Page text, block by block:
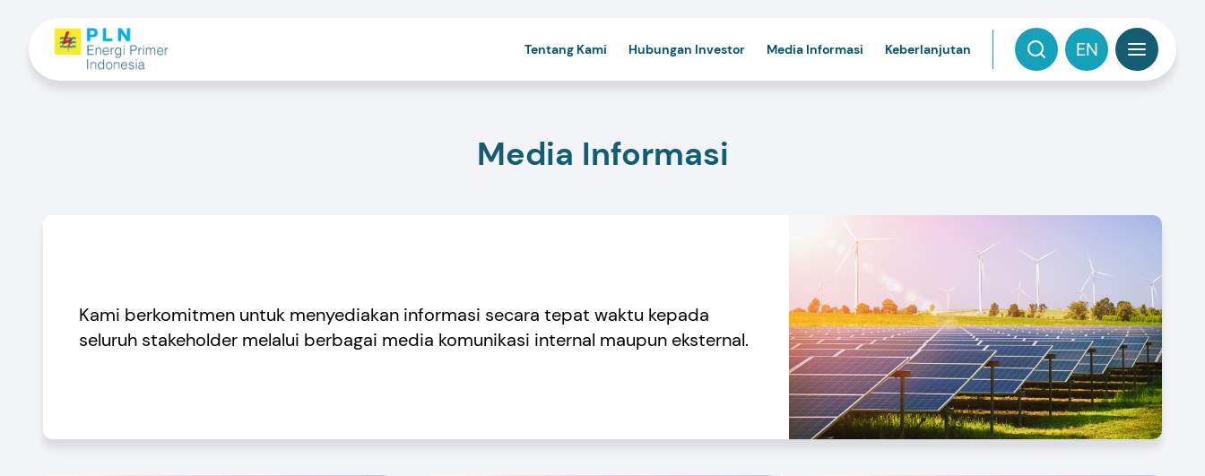
Tentang Kami Hubungan Investor Media Informasi Keberlanjutan EN
Media Informasi
Kami berkomitmen untuk menyediakan informasi secara tepat waktu kepada
seluruh stakeholder melalui berbagai media komunikasi internal maupun eksternal.